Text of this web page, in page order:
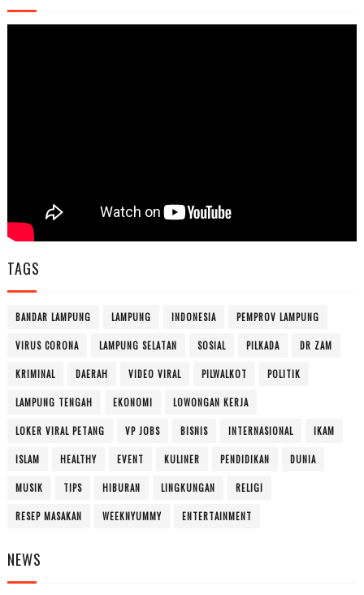
TAGS
BANDAR LAMPUNG LAMPUNG INDONESIA PEMPROV LAMPUNG
VIRUS CORONA LAMPUNG SELATAN SOSIAL PILKADA DR ZAM
KRIMINAL DAERAH VIDEO VIRAL PILWALKOT POLITIK
LAMPUNG TENGAH EKONOMI LOWONGAN KERJA
LOKER VIRAL PETANG VP JOBS BISNIS INTERNASIONAL IKAM
ISLAM HEALTHY EVENT KULINER PENDIDIKAN DUNIA
MUSIK TIPS HIBURAN LINGKUNGAN RELIGI
RESEP MASAKAN WEEKNYUMMY ENTERTAINMENT
NEWS